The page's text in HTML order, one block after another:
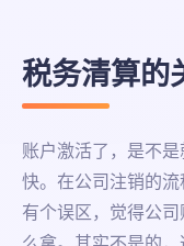
税务清算的
账户激活了，是不
快。在公司注销的
有个误区，觉得公